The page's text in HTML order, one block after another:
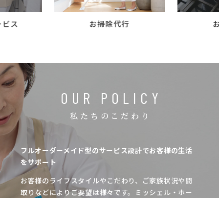
ス お掃除代行
OUR POLICY
私たちのこだわり
フルオーダーメイド型のサービス設計でお客様の生活
をサポート
お客様のライフスタイルやこだわり、ご家族状況や間
取りなどによりご要望は様々です。ミッシェル・ホー